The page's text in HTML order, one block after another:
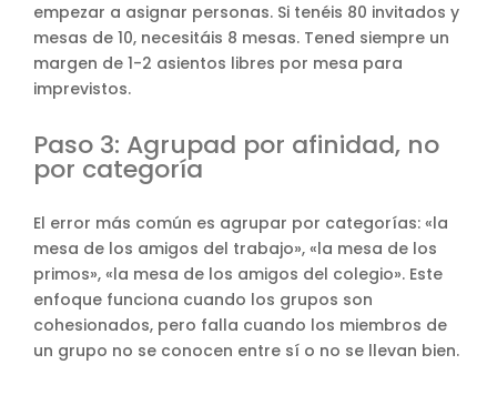
empezar a asignar personas. Si tenéis 80 invitados y
mesas de 10, necesitáis 8 mesas. Tened siempre un
margen de 1-2 asientos libres por mesa para
imprevistos.
Paso 3: Agrupad por afinidad, no
por categoría
El error más común es agrupar por categorías: «la
mesa de los amigos del trabajo», «la mesa de los
primos», «la mesa de los amigos del colegio». Este
enfoque funciona cuando los grupos son
cohesionados, pero falla cuando los miembros de
un grupo no se conocen entre sí o no se llevan bien.